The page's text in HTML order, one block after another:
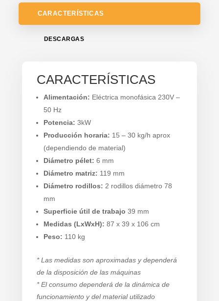
CARACTERÍSTICAS
DESCARGAS
CARACTERÍSTICAS
Alimentación: Eléctrica monofásica 230V –
50 Hz
Potencia: 3kW
Producción horaria: 15 – 30 kg/h aprox
(dependiendo de material)
Diámetro pélet: 6 mm
Diámetro matriz: 119 mm
Diámetro rodillos: 2 rodillos diámetro 78
mm
Superficie útil de trabajo 39 mm
Medidas (LxWxH): 87 x 39 x 106 cm
Peso: 110 kg
* Las medidas son aproximadas y dependerá
de la disposición de las máquinas
* El consumo dependerá de la dinámica de
funcionamiento y del material utilizado